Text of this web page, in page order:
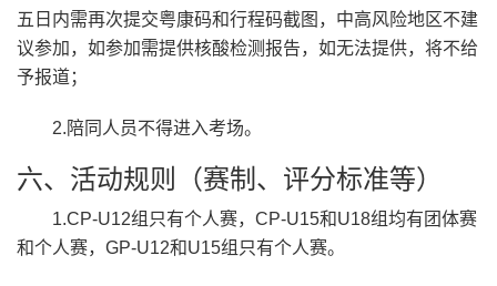
五日内需再次提交粤康码和行程码截图，中高风险地区不建
议参加，如参加需提供核酸检测报告，如无法提供，将不给
予报道；
2.陪同人员不得进入考场。
六、活动规则（赛制、评分标准等）
1.CP-U12组只有个人赛，CP-U15和U18组均有团体赛
和个人赛，GP-U12和U15组只有个人赛。